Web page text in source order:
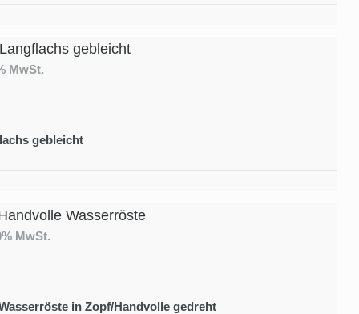
gebleicht
MwSt.
gebleicht
Wasserröste
MwSt.
in Zopf/Handvolle gedreht